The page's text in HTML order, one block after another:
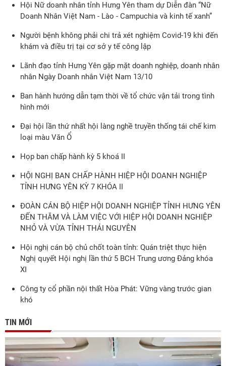
Hội Nữ doanh nhân tỉnh Hưng Yên tham dự Diễn đàn “Nữ
Doanh Nhân Việt Nam - Lào - Campuchia và kinh tế xanh”
Người bệnh không phải chi trả xét nghiệm Covid-19 khi đến
khám và điều trị tại cơ sở y tế công lập
Lãnh đạo tỉnh Hưng Yên gặp mặt doanh nghiệp, doanh nhân
nhân Ngày Doanh nhân Việt Nam 13/10
Ban hành hướng dẫn tạm thời về tổ chức vận tải trong tình
hình mới
Đại hội lần thứ nhất hội làng nghề truyền thống tái chế kim
loại màu Văn Ổ
Họp ban chấp hành kỳ 5 khoá II
HỘI NGHỊ BAN CHẤP HÀNH HIỆP HỘI DOANH NGHIỆP
TỈNH HƯNG YÊN KỲ 7 KHÓA II
ĐOÀN CÁN BỘ HIỆP HỘI DOANH NGHIỆP TỈNH HƯNG YÊN
ĐẾN THĂM VÀ LÀM VIỆC VỚI HIỆP HỘI DOANH NGHIỆP
NHỎ VÀ VỪA TỈNH THÁI NGUYÊN
Hội nghị cán bộ chủ chốt toàn tỉnh: Quán triệt thực hiện
Nghị quyết Hội nghị lần thứ 5 BCH Trung ương Đảng khóa
XI
Công ty cổ phần nội thất Hòa Phát: Vững vàng trước gian
khó
TIN MỚI